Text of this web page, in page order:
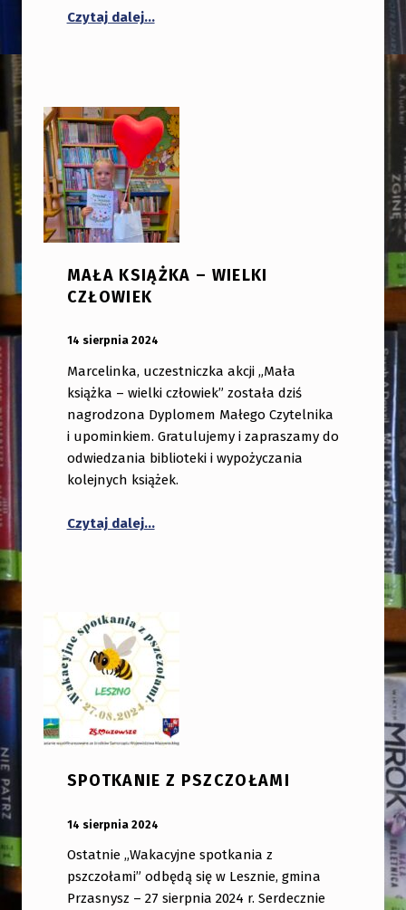
Czytaj dalej…
MAŁA KSIĄŻKA – WIELKI
CZŁOWIEK
14 sierpnia 2024
Marcelinka, uczestniczka akcji „Mała
książka – wielki człowiek” została dziś
nagrodzona Dyplomem Małego Czytelnika
i upominkiem. Gratulujemy i zapraszamy do
odwiedzania biblioteki i wypożyczania
kolejnych książek.
Czytaj dalej…
SPOTKANIE Z PSZCZOŁAMI
14 sierpnia 2024
Ostatnie „Wakacyjne spotkania z
pszczołami” odbędą się w Lesznie, gmina
Przasnysz – 27 sierpnia 2024 r. Serdecznie